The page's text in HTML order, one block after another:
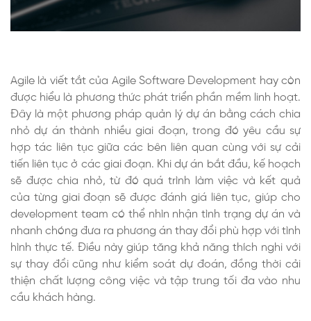
Agile là viết tắt của Agile Software Development hay còn
được hiểu là phương thức phát triển phần mềm linh hoạt.
Đây là một phương pháp quản lý dự án bằng cách chia
nhỏ dự án thành nhiều giai đoạn, trong đó yêu cầu sự
hợp tác liên tục giữa các bên liên quan cùng với sự cải
tiến liên tục ở các giai đoạn. Khi dự án bắt đầu, kế hoạch
sẽ được chia nhỏ, từ đó quá trình làm việc và kết quả
của từng giai đoạn sẽ được đánh giá liên tục, giúp cho
development team có thể nhìn nhận tình trạng dự án và
nhanh chóng đưa ra phương án thay đổi phù hợp với tình
hình thực tế. Điều này giúp tăng khả năng thích nghi với
sự thay đổi cũng như kiểm soát dự đoán, đồng thời cải
thiện chất lượng công việc và tập trung tối đa vào nhu
cầu khách hàng.